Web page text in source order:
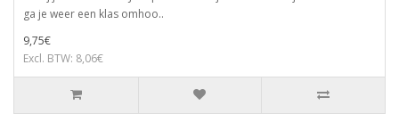
ga je weer een klas omhoo..
9,75€
Excl. BTW: 8,06€